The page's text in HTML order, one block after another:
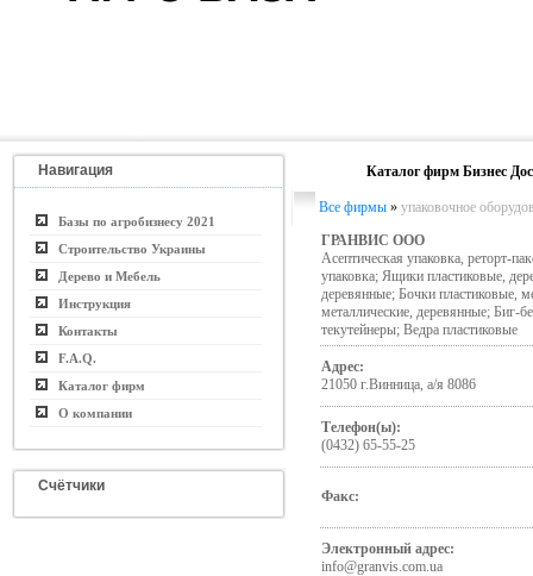
Навигация
Базы по агробизнесу 2021
Строительство Украины
Дерево и Мебель
Инструкция
Контакты
F.A.Q.
Каталог фирм
О компании
Счётчики
Каталог фирм Бизнес
Все фирмы » упаковочное
ГРАНВИС ООО
Асептическая упаковка, реторт-
упаковка; Ящики пластиковые,
деревянные; Бочки пластиковые,
металлические, деревянные; Биг-
текутейнеры; Ведра пластиковые
Адрес:
21050 г.Винница, а/я 8086
Телефон(ы):
(0432) 65-55-25
Факс:
Электронный адрес:
info@granvis.com.ua